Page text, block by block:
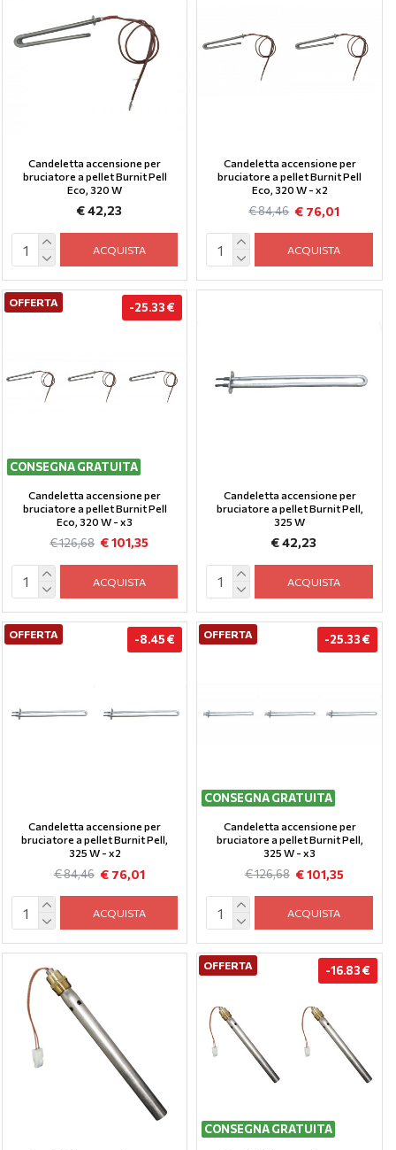
Candeletta accensione per
bruciatore a pellet Burnit Pell
Eco, 320 W
€ 42,23
ACQUISTA
Candeletta accensione per
bruciatore a pellet Burnit Pell
Eco, 320 W - x2
€ 76,01
€ 84,46
ACQUISTA
OFFERTA
CONSEGNA GRATUITA
-25.33 €
Candeletta accensione per
bruciatore a pellet Burnit Pell
Eco, 320 W - x3
€ 101,35
€ 126,68
ACQUISTA
Candeletta accensione per
bruciatore a pellet Burnit Pell,
325 W
€ 42,23
ACQUISTA
OFFERTA -8.45 €
Candeletta accensione per
bruciatore a pellet Burnit Pell,
325 W - x2
€ 76,01
€ 84,46
ACQUISTA
OFFERTA
CONSEGNA GRATUITA
-25.33 €
Candeletta accensione per
bruciatore a pellet Burnit Pell,
325 W - x3
€ 101,35
€ 126,68
ACQUISTA
OFFERTA
CONSEGNA GRATUITA
-16.83 €